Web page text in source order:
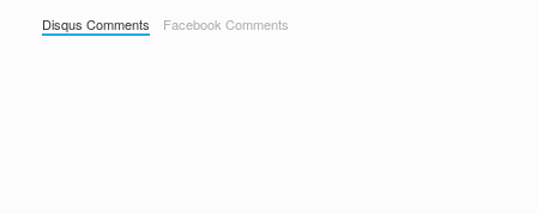
Disqus Comments Facebook Comments